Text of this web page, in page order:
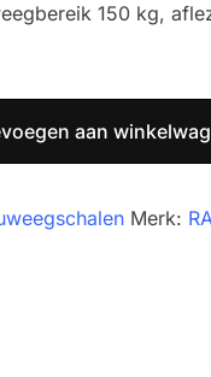
150 kg,
aan
Merk: